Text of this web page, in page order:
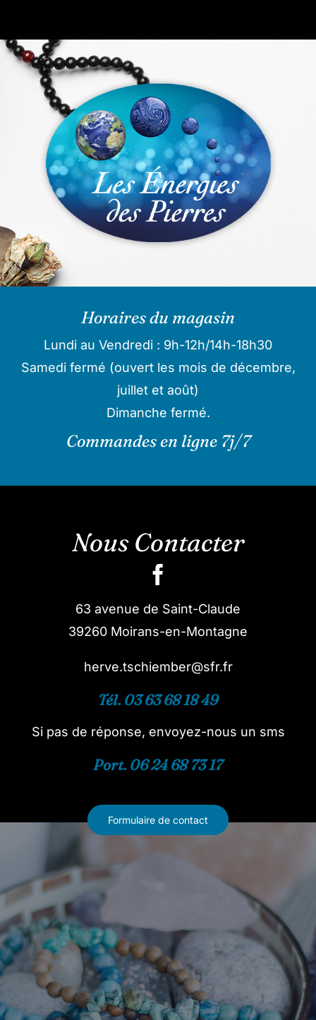
Horaires du magasin
Lundi au Vendredi : 9h-12h/14h-18h30
Samedi fermé (ouvert les mois de décembre,
juillet et août)
Dimanche fermé.
Commandes en ligne 7j/7
Nous Contacter
63 avenue de Saint-Claude
39260 Moirans-en-Montagne
herve.tschiember@sfr.fr
Tél. 03 63 68 18 49
Si pas de réponse, envoyez-nous un sms
Port. 06 24 68 73 17
Formulaire de contact